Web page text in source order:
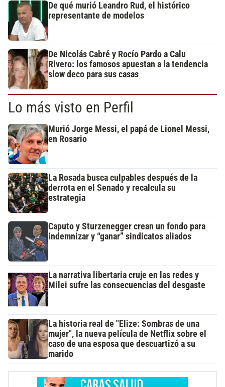
De qué murió Leandro Rud, el histórico
representante de modelos
De Nicolás Cabré y Rocío Pardo a Calu
Rivero: los famosos apuestan a la tendencia
slow deco para sus casas
Lo más visto en Perfil
Murió Jorge Messi, el papá de Lionel Messi,
en Rosario
La Rosada busca culpables después de la
derrota en el Senado y recalcula su
estrategia
Caputo y Sturzenegger crean un fondo para
indemnizar y “ganar” sindicatos aliados
La narrativa libertaria cruje en las redes y
Milei sufre las consecuencias del desgaste
La historia real de "Elize: Sombras de una
mujer", la nueva película de Netflix sobre el
caso de una esposa que descuartizó a su
marido